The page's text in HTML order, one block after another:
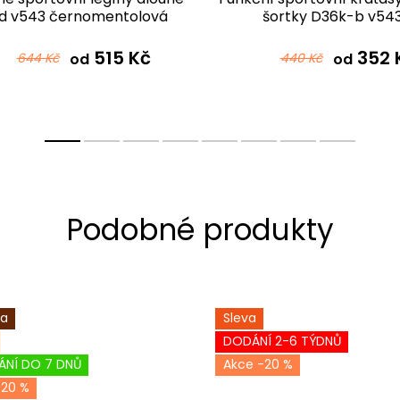
v543 černomentolová
644 Kč od515 Kč
šortky D36k-b
440 Kč od352
DO 7 DNŮ
%
Sleva
DODÁNÍ 2-6 TÝDNŮ
-20 %